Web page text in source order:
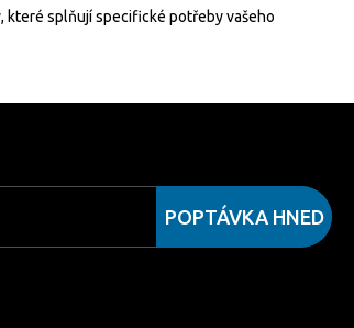
které splňují specifické potřeby vašeho
POPTÁVKA HNED